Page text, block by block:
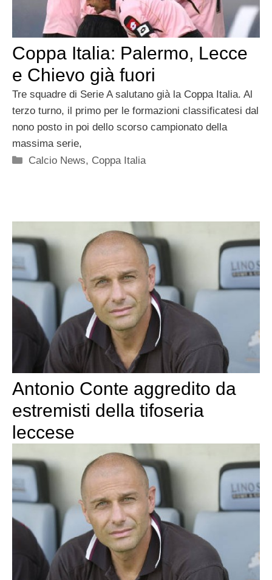
Coppa Italia: Palermo, Lecce
e Chievo già fuori
Tre squadre di Serie A salutano già la Coppa Italia. Al
terzo turno, il primo per le formazioni classificatesi dal
nono posto in poi dello scorso campionato della
massima serie,
Categorie
Calcio News, Coppa Italia
Antonio Conte aggredito da
estremisti della tifoseria
leccese